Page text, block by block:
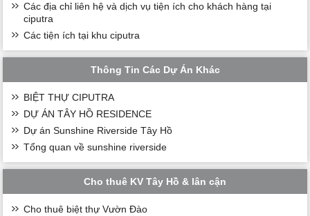
Các địa chỉ liên hệ và dịch vụ tiện ích cho khách hàng tại
ciputra
Các tiện ích tại khu ciputra
Thông Tin Các Dự Án Khác
BIỆT THỰ CIPUTRA
DỰ ÁN TÂY HỒ RESIDENCE
Dự án Sunshine Riverside Tây Hồ
Tổng quan về sunshine riverside
Cho thuê KV Tây Hồ & lân cận
Cho thuê biệt thự Vườn Đào